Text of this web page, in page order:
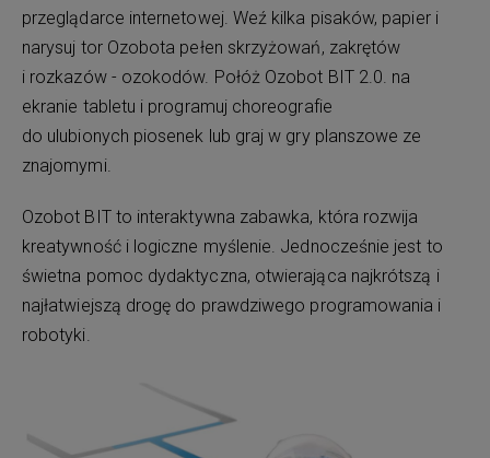
przeglądarce internetowej. Weź kilka pisaków, papier i
narysuj tor Ozobota pełen skrzyżowań, zakrętów
i rozkazów - ozokodów. Połóż Ozobot BIT 2.0. na
ekranie tabletu i programuj choreografie
do ulubionych piosenek lub graj w gry planszowe ze
znajomymi.
Ozobot BIT to interaktywna zabawka, która rozwija
kreatywność i logiczne myślenie. Jednocześnie jest to
świetna pomoc dydaktyczna, otwierająca najkrótszą i
najłatwiejszą drogę do prawdziwego programowania i
robotyki.